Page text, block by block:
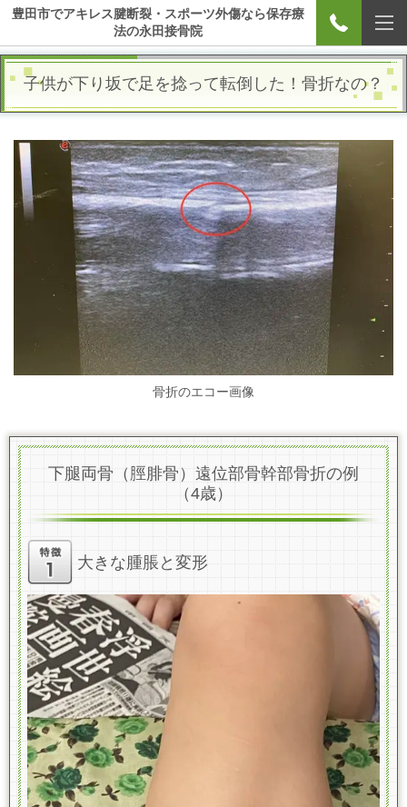
豊田市でアキレス腱断裂・スポーツ外傷なら保存療
法の永田接骨院
子供が下り坂で足を捻って転倒した！骨折なの？
骨折のエコー画像
下腿両骨（脛腓骨）遠位部骨幹部骨折の例
（4歳）
大きな腫脹と変形